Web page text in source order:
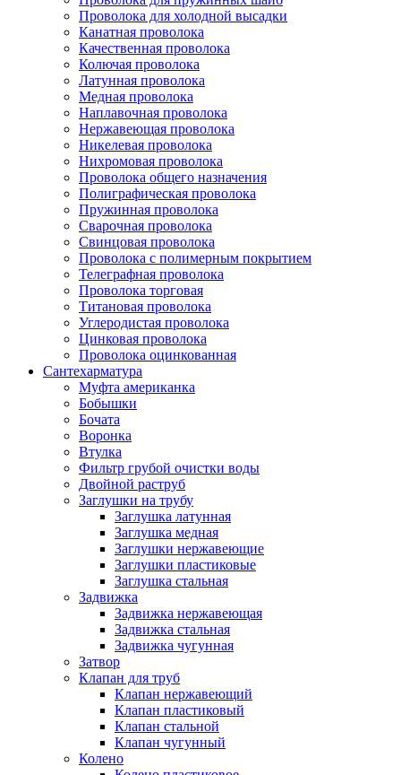
Проволока для холодной высадки
Канатная проволока
Качественная проволока
Колючая проволока
Латунная проволока
Медная проволока
Наплавочная проволока
Нержавеющая проволока
Никелевая проволока
Нихромовая проволока
Проволока общего назначения
Полиграфическая проволока
Пружинная проволока
Сварочная проволока
Свинцовая проволока
Проволока с полимерным покрытием
Телеграфная проволока
Проволока торговая
Титановая проволока
Углеродистая проволока
Цинковая проволока
Проволока оцинкованная
Сантехарматура
Муфта американка
Бобышки
Бочата
Воронка
Втулка
Фильтр грубой очистки воды
Двойной раструб
Заглушки на трубу
Заглушка латунная
Заглушка медная
Заглушки нержавеющие
Заглушки пластиковые
Заглушка стальная
Задвижка
Задвижка нержавеющая
Задвижка стальная
Задвижка чугунная
Затвор
Клапан для труб
Клапан нержавеющий
Клапан пластиковый
Клапан стальной
Клапан чугунный
Колено